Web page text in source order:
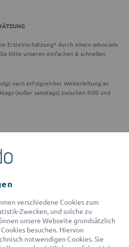
Ersteinschätzung* durch eine:n advocado
bitte unseren einfachen & schnellen
nach erfolgreicher Weiterleitung an
(außer samstags) zwischen 9:00 und
bis 17:00 Uhr für Sie erreichbar.
den passenden Rechtsanwalt finden
verschiedene Cookies zum
Zwecken, und solche zu
unsere Webseite grundsätzlich
besuchen. Hiervon
notwendigen Cookies. Sie